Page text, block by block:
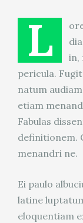
L
in,
pericula.
natum
etiam
Fabulas
definitionem.
menandri ne.
Ei paulo
latine
eloquentiam